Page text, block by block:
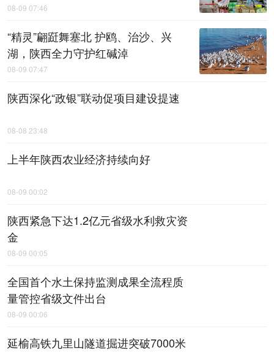
08-09 07:46
“精灵”翩跹舞塞北 护鸥、治沙、兴
湖，陕西全力守护红碱淖
08-09 07:47
陕西深化“政银”联动促项目建设提速
08-08 23:48
上半年陕西农业经济持续向好
08-09 00:02
陕西紧急下达1.2亿元省级水利救灾资
金
08-09 00:05
全国首个水土保持监测成果全流程质
量管控省级文件出台
08-09 00:06
延榆高铁九里山隧道掘进突破7000米